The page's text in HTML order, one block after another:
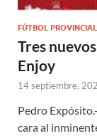
FÚTBOL PROVINCIAL
Tres
Enjoy
14 septiembre,
Pedro
cara al